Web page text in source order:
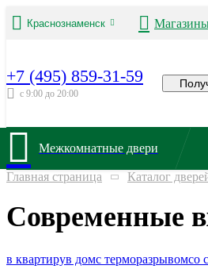
Краснознаменск
+7 (495) 859-31-59
с 9:00 до 20:00
Межкомнатные двери
Главная страница Каталог
Современные
в квартирув домс терморазрывомсо